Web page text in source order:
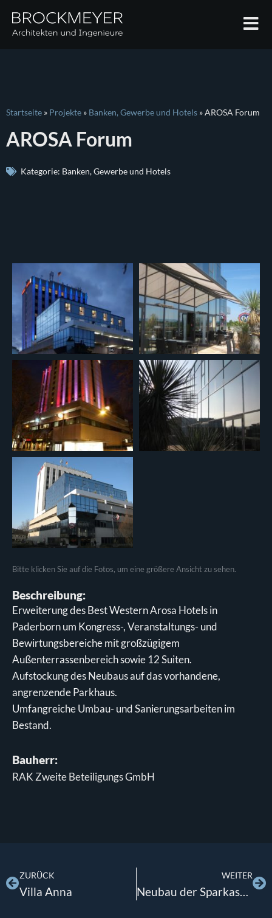
Startseite » Projekte » Banken, Gewerbe und Hotels »AROSA Forum
AROSA Forum
Kategorie: Banken, Gewerbe und Hotels
Bitte klicken Sie auf die Fotos, um eine größere Ansicht zu sehen.
Beschreibung:
Erweiterung des Best Western Arosa Hotels in
Paderborn um Kongress-, Veranstaltungs- und
Bewirtungsbereiche mit großzügigem
Außenterrassenbereich sowie 12 Suiten.
Aufstockung des Neubaus auf das vorhandene,
angrenzende Parkhaus.
Umfangreiche Umbau- und Sanierungsarbeiten im
Bestand.
Bauherr:
RAK Zweite Beteiligungs GmbH
ZURÜCK
Villa Anna
WEITER
Neubau der Sparkasse im Schildern